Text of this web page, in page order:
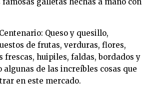
Queso y quesillo,
de frutas, verduras, flores,
frescas, huipiles, faldas, bordados y
algunas de las increíbles cosas que
en este mercado.